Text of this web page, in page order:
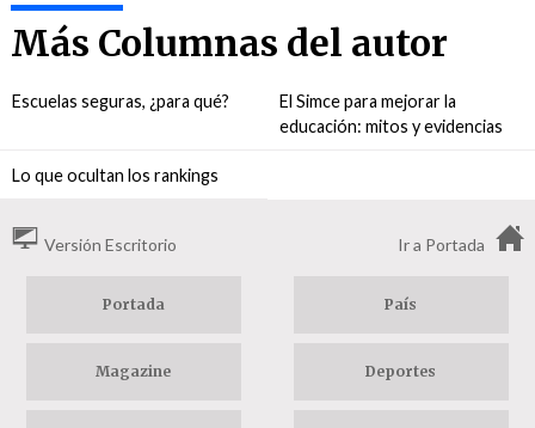
Más Columnas del autor
Escuelas seguras, ¿para qué?
El Simce para mejorar la
educación: mitos y evidencias
Lo que ocultan los rankings
Versión Escritorio Ir a Portada
Portada País
Magazine Deportes